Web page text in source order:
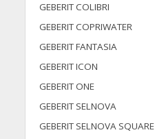
GEBERIT COLIBRI
GEBERIT COPRIWATER
GEBERIT FANTASIA
GEBERIT ICON
GEBERIT ONE
GEBERIT SELNOVA
GEBERIT SELNOVA SQUARE